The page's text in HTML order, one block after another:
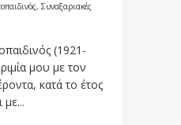
, Συναξαριακές
(1921-
μου με τον
κατά το έτος
με...